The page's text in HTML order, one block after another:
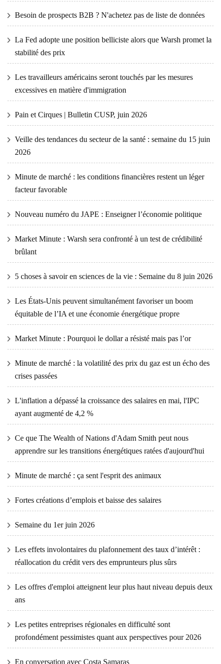
Besoin de prospects B2B ? N'achetez pas de liste de données
La Fed adopte une position belliciste alors que Warsh promet la
stabilité des prix
Les travailleurs américains seront touchés par les mesures
excessives en matière d'immigration
Pain et Cirques | Bulletin CUSP, juin 2026
Veille des tendances du secteur de la santé : semaine du 15 juin
2026
Minute de marché : les conditions financières restent un léger
facteur favorable
Nouveau numéro du JAPE : Enseigner l’économie politique
Market Minute : Warsh sera confronté à un test de crédibilité
brûlant
5 choses à savoir en sciences de la vie : Semaine du 8 juin 2026
Les États-Unis peuvent simultanément favoriser un boom
équitable de l’IA et une économie énergétique propre
Market Minute : Pourquoi le dollar a résisté mais pas l’or
Minute de marché : la volatilité des prix du gaz est un écho des
crises passées
L'inflation a dépassé la croissance des salaires en mai, l'IPC
ayant augmenté de 4,2 %
Ce que The Wealth of Nations d'Adam Smith peut nous
apprendre sur les transitions énergétiques ratées d'aujourd'hui
Minute de marché : ça sent l'esprit des animaux
Fortes créations d’emplois et baisse des salaires
Semaine du 1er juin 2026
Les effets involontaires du plafonnement des taux d’intérêt :
réallocation du crédit vers des emprunteurs plus sûrs
Les offres d'emploi atteignent leur plus haut niveau depuis deux
ans
Les petites entreprises régionales en difficulté sont
profondément pessimistes quant aux perspectives pour 2026
En conversation avec Costa Samaras